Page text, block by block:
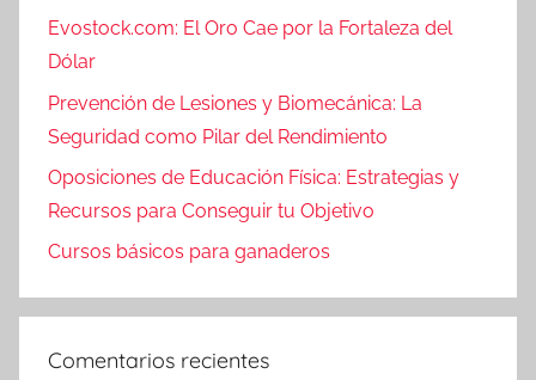
Evostock.com: El Oro Cae por la Fortaleza del
Dólar
Prevención de Lesiones y Biomecánica: La
Seguridad como Pilar del Rendimiento
Oposiciones de Educación Física: Estrategias y
Recursos para Conseguir tu Objetivo
Cursos básicos para ganaderos
Comentarios recientes